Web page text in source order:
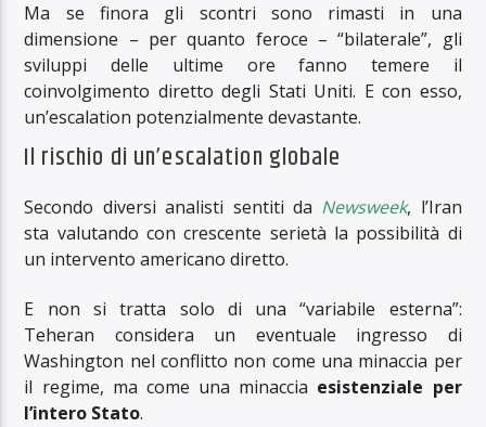
Ma se finora gli scontri sono rimasti in una
dimensione – per quanto feroce – “bilaterale”, gli
sviluppi delle ultime ore fanno temere il
coinvolgimento diretto degli Stati Uniti. E con esso,
un’escalation potenzialmente devastante.
Il rischio di un’escalation globale
Secondo diversi analisti sentiti da Newsweek, l’Iran
sta valutando con crescente serietà la possibilità di
un intervento americano diretto.
E non si tratta solo di una “variabile esterna”:
Teheran considera un eventuale ingresso di
Washington nel conflitto non come una minaccia per
il regime, ma come una minaccia esistenziale per
l’intero Stato.